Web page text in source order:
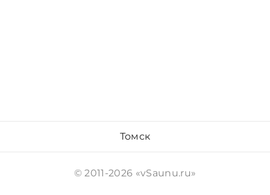
Томск
© 2011-2026 «vSaunu.ru»